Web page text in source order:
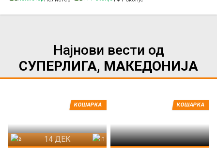
Најнови вести од
СУПЕРЛИГА, МАКЕДОНИЈА
КОШАРКА
14 ДЕК
КОШАРКА